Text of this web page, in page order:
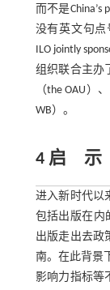
而不是
没有英文句点
ILO jointly
组织联合主办
（the OAU）
WB）。
4 启 示
进入新时代以
包括出版在内
出版走出去政
南。在此背景
影响力指标等